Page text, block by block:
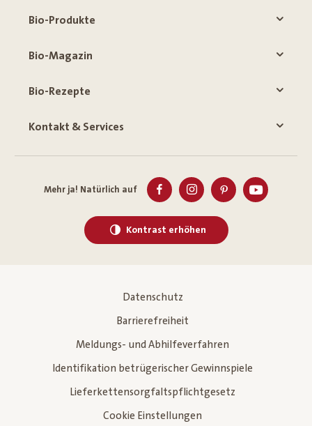
Bio-Produkte
Bio-Magazin
Bio-Rezepte
Kontakt & Services
Mehr ja! Natürlich auf
Kontrast erhöhen
Datenschutz
Barrierefreiheit
Meldungs- und Abhilfeverfahren
Identifikation betrügerischer Gewinnspiele
Lieferkettensorgfaltspflichtgesetz
Cookie Einstellungen